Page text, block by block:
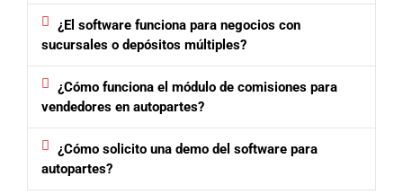
¿El software funciona para negocios con
sucursales o depósitos múltiples?
¿Cómo funciona el módulo de comisiones para
vendedores en autopartes?
¿Cómo solicito una demo del software para
autopartes?